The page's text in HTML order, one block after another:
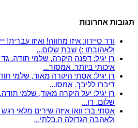
תגובות אחרונות
ורד סיידון: איזו מחווה! ואיזו עברית!
ולאהובתו :) שבת שלום...
רן יגיל: דפנה היקרה, שלמי תודה.
איכותי ביותר. אמסור...
רן יגיל: אסתי היקרה מאוד, שלמי
דיברו לליבך. אמסו...
רן יגיל: יעל היקרה מאוד, שלמי
שלום. רן...
אסתי בר: וואו איזה שירים מלאי
ולאהבה הגדולה ה,בלתי...